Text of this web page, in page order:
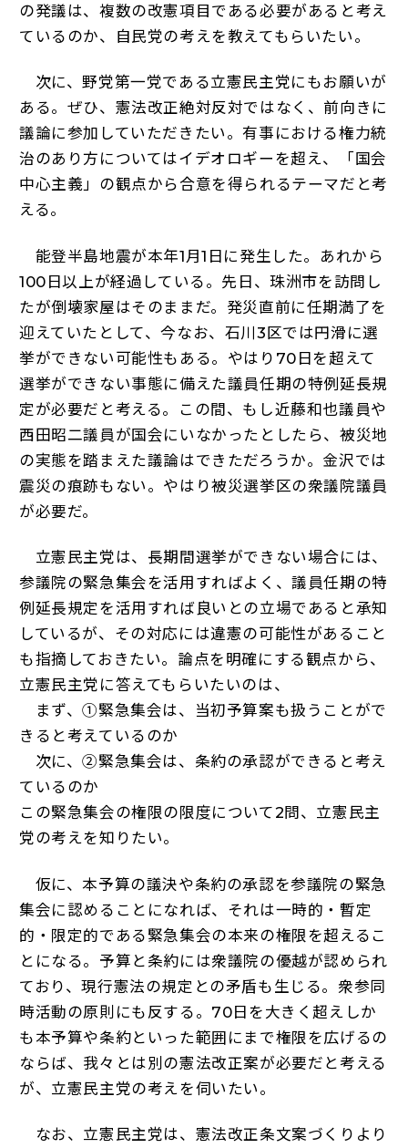
の発議は、複数の改憲項目である必要があると考え
ているのか、自民党の考えを教えてもらいたい。
次に、野党第一党である立憲民主党にもお願いが
ある。ぜひ、憲法改正絶対反対ではなく、前向きに
議論に参加していただきたい。有事における権力統
治のあり方についてはイデオロギーを超え、「国会
中心主義」の観点から合意を得られるテーマだと考
える。
能登半島地震が本年1月1日に発生した。あれから
100日以上が経過している。先日、珠洲市を訪問し
たが倒壊家屋はそのままだ。発災直前に任期満了を
迎えていたとして、今なお、石川3区では円滑に選
挙ができない可能性もある。やはり70日を超えて
選挙ができない事態に備えた議員任期の特例延長規
定が必要だと考える。この間、もし近藤和也議員や
西田昭二議員が国会にいなかったとしたら、被災地
の実態を踏まえた議論はできただろうか。金沢では
震災の痕跡もない。やはり被災選挙区の衆議院議員
が必要だ。
立憲民主党は、長期間選挙ができない場合には、
参議院の緊急集会を活用すればよく、議員任期の特
例延長規定を活用すれば良いとの立場であると承知
しているが、その対応には違憲の可能性があること
も指摘しておきたい。論点を明確にする観点から、
立憲民主党に答えてもらいたいのは、
まず、①緊急集会は、当初予算案も扱うことがで
きると考えているのか
次に、②緊急集会は、条約の承認ができると考え
ているのか
この緊急集会の権限の限度について2問、立憲民主
党の考えを知りたい。
仮に、本予算の議決や条約の承認を参議院の緊急
集会に認めることになれば、それは一時的・暫定
的・限定的である緊急集会の本来の権限を超えるこ
とになる。予算と条約には衆議院の優越が認められ
ており、現行憲法の規定との矛盾も生じる。衆参同
時活動の原則にも反する。70日を大きく超えしか
も本予算や条約といった範囲にまで権限を広げるの
ならば、我々とは別の憲法改正案が必要だと考える
が、立憲民主党の考えを伺いたい。
なお、立憲民主党は、憲法改正条文案づくりより